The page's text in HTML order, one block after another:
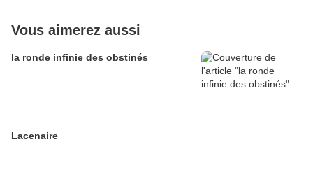
Vous aimerez aussi
la ronde infinie des obstinés
Lacenaire